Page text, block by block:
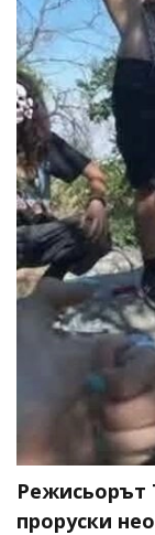
Режисьорът
проруски